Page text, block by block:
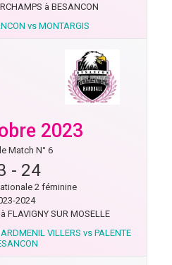
à BESANCON
vs MONTARGIS
2023
Match N° 6
- 24
2 féminine
2024
FLAVIGNY SUR MOSELLE
VILLERS vs PALENTE